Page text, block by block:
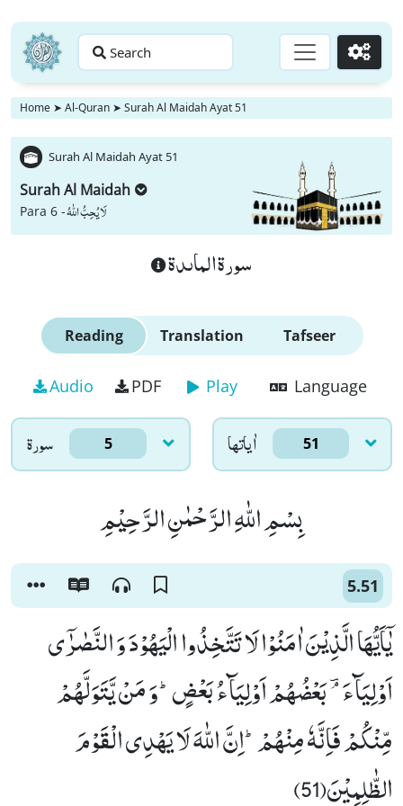
Search Go
Home ➤ Al-Quran ➤ Surah Al Maidah Ayat 51
Surah Al Maidah Ayat 51
Surah Al Maidah
Para 6 -لَا یُحِبُّ اللّٰهُ
سورة الماىدة
Reading Translation Tafseer
Audio PDF Play Language
سورۃ 5 اٰياتها 51
بِسْمِ اللّٰهِ الرَّحْمٰنِ الرَّحِیْمِ
5.51
یٰۤاَیُّهَا الَّذِیْنَ اٰمَنُوْا لَا تَتَّخِذُوا الْیَهُوْدَ وَ النَّصٰرٰۤى
اَوْلِیَآءَ ﳕ بَعْضُهُمْ اَوْلِیَآءُ بَعْضٍؕ-وَ مَنْ یَّتَوَلَّهُمْ
مِّنْكُمْ فَاِنَّهٗ مِنْهُمْؕ-اِنَّ اللّٰهَ لَا یَهْدِی الْقَوْمَ
الظّٰلِمِیْنَ(51)